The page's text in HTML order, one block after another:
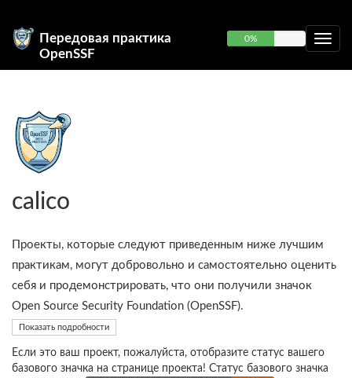
Передовая практика
OpenSSF
0%
calico
Проекты, которые следуют приведенным ниже лучшим
практикам, могут добровольно и самостоятельно оценить
себя и продемонстрировать, что они получили значок
Open Source Security Foundation (OpenSSF).
Показать подробности
Если это ваш проект, пожалуйста, отобразите статус вашего
базового значка на странице проекта! Статус базового значка